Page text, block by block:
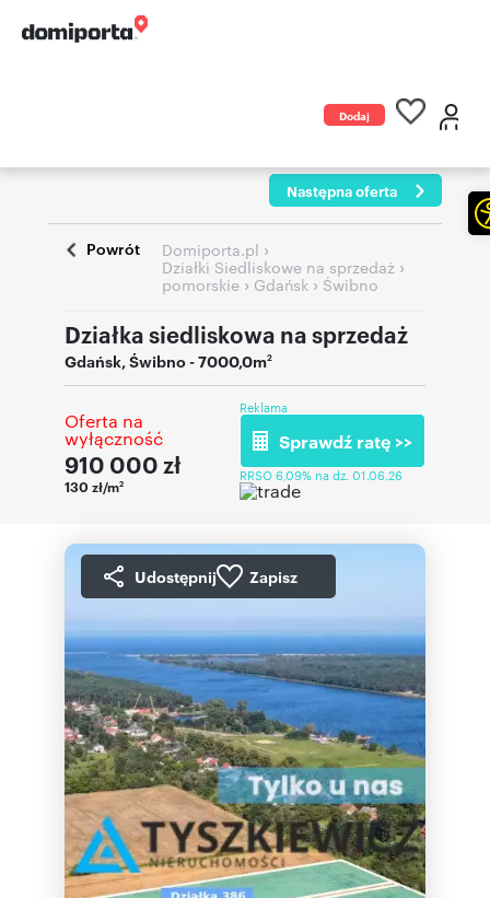
Dodaj
Następna oferta
Powrót Domiporta.pl ›
Działki Siedliskowe na sprzedaż ›
pomorskie › Gdańsk › Świbno
Działka siedliskowa na sprzedaż
Gdańsk,Świbno- 7000,0m2
Oferta na
wyłączność
910 000 zł
130 zł/m2
Reklama
Sprawdź ratę >>
RRSO 6,09% na dz. 01.06.26
Udostępnij Zapisz